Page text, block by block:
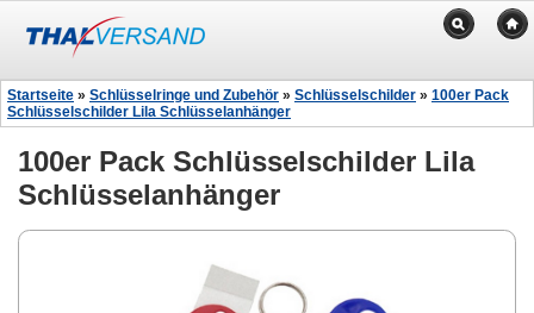
Startseite » Schlüsselringe und Zubehör » Schlüsselschilder » 100er Pack
Schlüsselschilder Lila Schlüsselanhänger
100er Pack Schlüsselschilder Lila
Schlüsselanhänger